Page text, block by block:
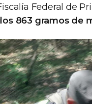
Federal de
863 gramos de